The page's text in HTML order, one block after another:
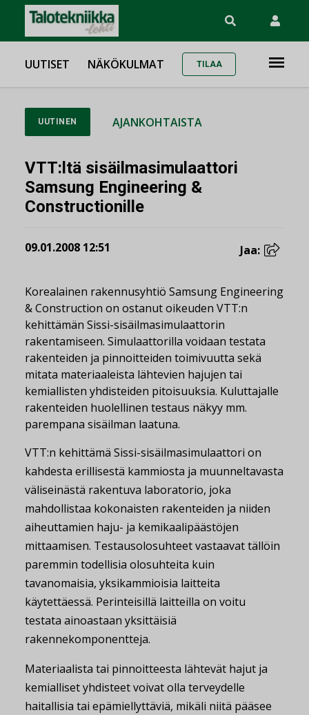
UUTISET NÄKÖKULMAT TILAA
UUTINEN AJANKOHTAISTA
VTT:ltä sisäilmasimulaattori
Samsung Engineering &
Constructionille
09.01.2008 12:51 Jaa:
Korealainen rakennusyhtiö Samsung Engineering
& Construction on ostanut oikeuden VTT:n
kehittämän Sissi-sisäilmasimulaattorin
rakentamiseen. Simulaattorilla voidaan testata
rakenteiden ja pinnoitteiden toimivuutta sekä
mitata materiaaleista lähtevien hajujen tai
kemiallisten yhdisteiden pitoisuuksia. Kuluttajalle
rakenteiden huolellinen testaus näkyy mm.
parempana sisäilman laatuna.
VTT:n kehittämä Sissi-sisäilmasimulaattori on
kahdesta erillisestä kammiosta ja muunneltavasta
väliseinästä rakentuva laboratorio, joka
mahdollistaa kokonaisten rakenteiden ja niiden
aiheuttamien haju- ja kemikaalipäästöjen
mittaamisen. Testausolosuhteet vastaavat tällöin
paremmin todellisia olosuhteita kuin
tavanomaisia, yksikammioisia laitteita
käytettäessä. Perinteisillä laitteilla on voitu
testata ainoastaan yksittäisiä
rakennekomponentteja.
Materiaalista tai pinnoitteesta lähtevät hajut ja
kemialliset yhdisteet voivat olla terveydelle
haitallisia tai epämiellyttäviä, mikäli niitä pääsee